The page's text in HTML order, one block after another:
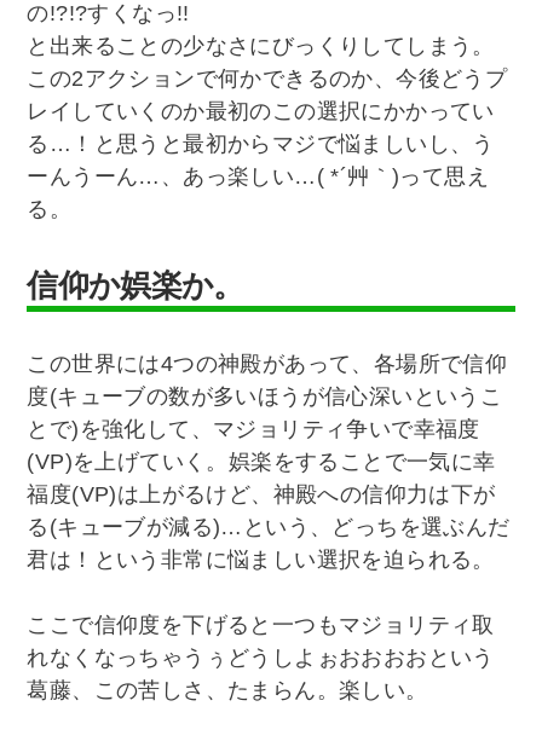
の!?!?すくなっ!!
と出来ることの少なさにびっくりしてしまう。
この2アクションで何かできるのか、今後どうプ
レイしていくのか最初のこの選択にかかってい
る…！と思うと最初からマジで悩ましいし、う
ーんうーん…、あっ楽しい…( *´艸｀)って思え
る。
信仰か娯楽か。
この世界には4つの神殿があって、各場所で信仰
度(キューブの数が多いほうが信心深いというこ
とで)を強化して、マジョリティ争いで幸福度
(VP)を上げていく。娯楽をすることで一気に幸
福度(VP)は上がるけど、神殿への信仰力は下が
る(キューブが減る)…という、どっちを選ぶんだ
君は！という非常に悩ましい選択を迫られる。
ここで信仰度を下げると一つもマジョリティ取
れなくなっちゃうぅどうしよぉおおおおという
葛藤、この苦しさ、たまらん。楽しい。